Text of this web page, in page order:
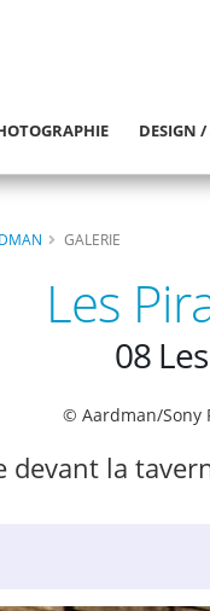
DESIGN
GALERIE
Les
08
© Aardman/Sony
devant la